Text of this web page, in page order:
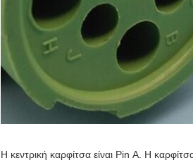
Η κεντρική καρφίτσα είναι Pin Α. Η